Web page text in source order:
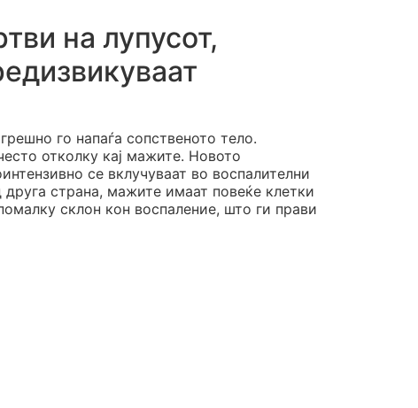
на лупусот,
го напаѓа сопственото тело.
отколку кај мажите. Новото
се вклучуваат во воспалителни
страна, мажите имаат повеќе клетки
склон кон воспаление, што ги прави